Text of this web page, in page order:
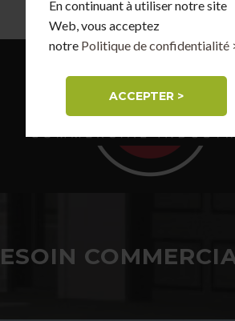
En continuant à utiliser notre site
Web, vous acceptez
notre Politique de confidentialité
ACCEPTER >